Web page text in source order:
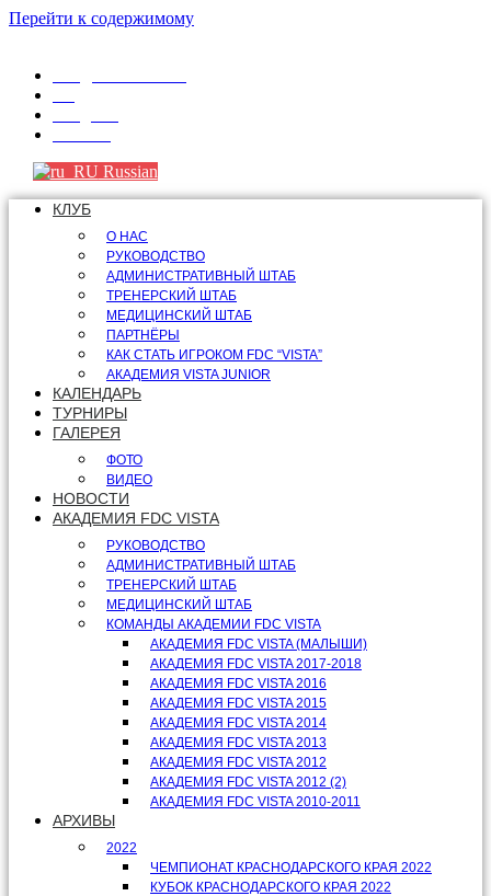
Перейти к содержимому
Russian
КЛУБ
О НАС
РУКОВОДСТВО
АДМИНИСТРАТИВНЫЙ ШТАБ
ТРЕНЕРСКИЙ ШТАБ
МЕДИЦИНСКИЙ ШТАБ
ПАРТНЁРЫ
КАК СТАТЬ ИГРОКОМ FDC “VISTA”
АКАДЕМИЯ VISTA JUNIOR
КАЛЕНДАРЬ
ТУРНИРЫ
ГАЛЕРЕЯ
ФОТО
ВИДЕО
НОВОСТИ
АКАДЕМИЯ FDC VISTA
РУКОВОДСТВО
АДМИНИСТРАТИВНЫЙ ШТАБ
ТРЕНЕРСКИЙ ШТАБ
МЕДИЦИНСКИЙ ШТАБ
КОМАНДЫ АКАДЕМИИ FDC VISTA
АКАДЕМИЯ FDC VISTA (МАЛЫШИ)
АКАДЕМИЯ FDC VISTA 2017-2018
АКАДЕМИЯ FDC VISTA 2016
АКАДЕМИЯ FDC VISTA 2015
АКАДЕМИЯ FDC VISTA 2014
АКАДЕМИЯ FDC VISTA 2013
АКАДЕМИЯ FDC VISTA 2012
АКАДЕМИЯ FDC VISTA 2012 (2)
АКАДЕМИЯ FDC VISTA 2010-2011
АРХИВЫ
2022
ЧЕМПИОНАТ КРАСНОДАРСКОГО КРАЯ 2022
КУБОК КРАСНОДАРСКОГО КРАЯ 2022